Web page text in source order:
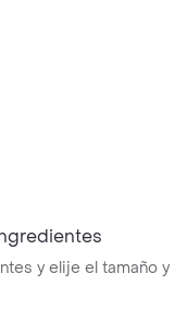
y elije el tamaño y